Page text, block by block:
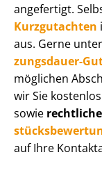
angefertigt.
Kurzgutachten
aus. Gerne
zungs­dau­er-
möglichen
wir Sie
sowie
auf Ihre